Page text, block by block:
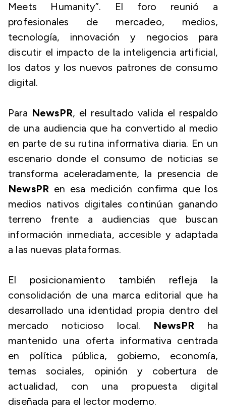
Meets Humanity”. El foro reunió a
profesionales de mercadeo, medios,
tecnología, innovación y negocios para
discutir el impacto de la inteligencia artificial,
los datos y los nuevos patrones de consumo
digital.
Para NewsPR, el resultado valida el respaldo
de una audiencia que ha convertido al medio
en parte de su rutina informativa diaria. En un
escenario donde el consumo de noticias se
transforma aceleradamente, la presencia de
NewsPR en esa medición confirma que los
medios nativos digitales continúan ganando
terreno frente a audiencias que buscan
información inmediata, accesible y adaptada
a las nuevas plataformas.
El posicionamiento también refleja la
consolidación de una marca editorial que ha
desarrollado una identidad propia dentro del
mercado noticioso local. NewsPR ha
mantenido una oferta informativa centrada
en política pública, gobierno, economía,
temas sociales, opinión y cobertura de
actualidad, con una propuesta digital
diseñada para el lector moderno.